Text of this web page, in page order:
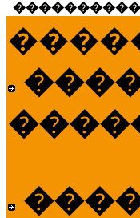
����������-